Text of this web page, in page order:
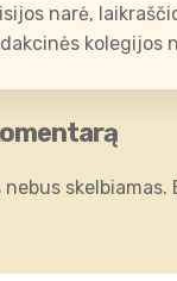
narė,
kolegijos
skelbiamas.